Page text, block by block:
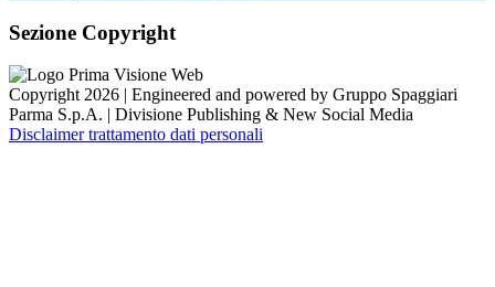
Sezione Copyright
Copyright 2026 | Engineered and powered by Gruppo Spaggiari
Parma S.p.A. | Divisione Publishing & New Social Media
Disclaimer trattamento dati personali